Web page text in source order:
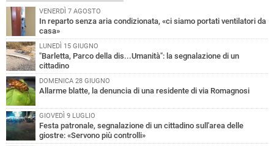
VENERDÌ 7 AGOSTO
In reparto senza aria condizionata, «ci siamo portati ventilatori da
casa»
LUNEDÌ 15 GIUGNO
"Barletta, Parco della dis...Umanità": la segnalazione di un
cittadino
DOMENICA 28 GIUGNO
Allarme blatte, la denuncia di una residente di via Romagnosi
GIOVEDÌ 9 LUGLIO
Festa patronale, segnalazione di un cittadino sull'area delle
giostre: «Servono più controlli»